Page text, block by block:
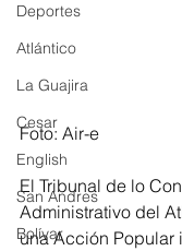
Deportes
Atlántico
La Guajira
Cesar
English
San Andres
Bolívar
Foto: Air-e
El Tribunal de lo
Administrativo del
una Acción Popular